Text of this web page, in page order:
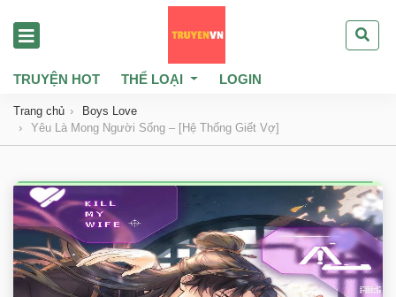
TRUYỆN HOT THỂ LOẠI LOGIN
Trang chủ
Boys Love
Yêu Là Mong Người Sống – [Hệ Thống Giết Vợ]